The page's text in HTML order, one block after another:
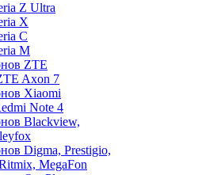
Z Ultra
X
C
M
ZTE
Axon 7
Xiaomi
Note 4
Blackview,
Digma, Prestigio,
MegaFon